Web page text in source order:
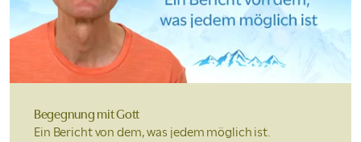
Begegnung mit Gott
Ein Bericht von dem,was jedem möglich ist.